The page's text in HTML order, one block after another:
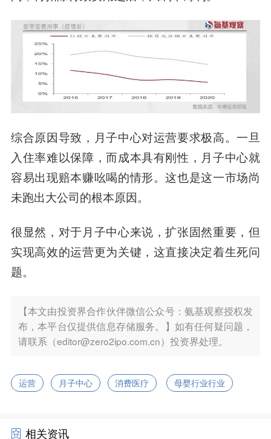
综合原因导致，月子中心对运营要求极高。一旦
入住率难以保障，而成本具有刚性，月子中心就
容易出现赔本赚吆喝的情形。这也是这一市场尚
未跑出大公司的根本原因。
很显然，对于月子中心来说，扩张固然重要，但
实现高效的运营更为关键，这直接决定着生死问
题。
【本文由投资界合作伙伴微信公众号：氨基观察授权发
布，本平台仅提供信息存储服务。】如有任何疑问题，
请联系（editor@zero2ipo.com.cn）投资界处理。
运营 月子中心 消费医疗 母婴行业行业
相关资讯